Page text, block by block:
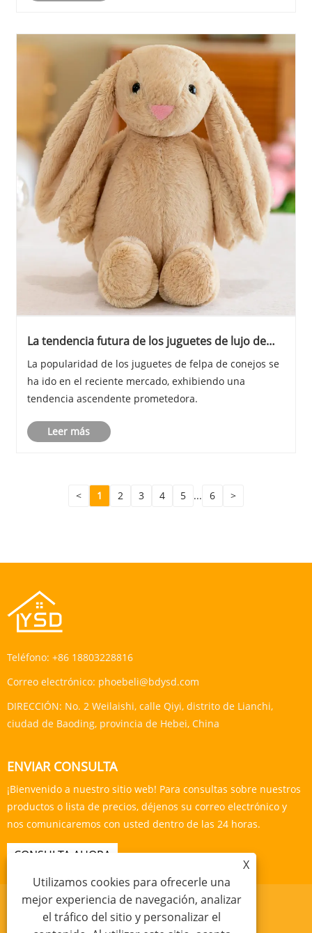
La tendencia futura de los juguetes de lujo de
La popularidad de los juguetes de felpa de conejos se
ha ido en el reciente mercado, exhibiendo una
tendencia ascendente prometedora.
Leer más
< 1 2 3 4 5 ... 6 >
Teléfono: +86 18803228816
Correo electrónico: phoebeli@bdysd.com
DIRECCIÓN: No. 2 Weilaishi, calle Qiyi, distrito de Lianchi,
ciudad de Baoding, provincia de Hebei, China
ENVIAR CONSULTA
¡Bienvenido a nuestro sitio web! Para consultas sobre nuestros
productos o lista de precios, déjenos su correo electrónico y
nos comunicaremos con usted dentro de las 24 horas.
CONSULTA AHORA
X
Utilizamos cookies para ofrecerle una
mejor experiencia de navegación, analizar
el tráfico del sitio y personalizar el